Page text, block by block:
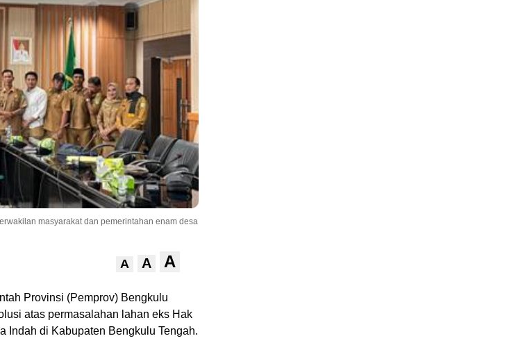
masyarakat dan pemerintahan enam desa
A A A
Provinsi (Pemprov) Bengkulu
atas permasalahan lahan eks Hak
Indah di Kabupaten Bengkulu Tengah.